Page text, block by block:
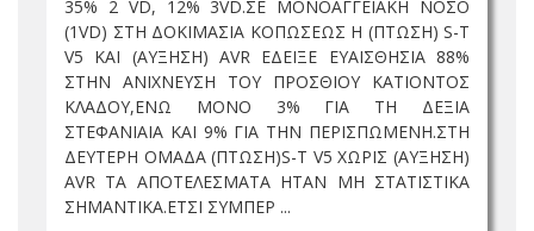
35% 2 VD, 12% 3VD.ΣΕ ΜΟΝΟΑΓΓΕΙΑΚΗ ΝΟΣΟ
(1VD) ΣΤΗ ΔΟΚΙΜΑΣΙΑ ΚΟΠΩΣΕΩΣ Η (ΠΤΩΣΗ) S-T
V5 ΚΑΙ (ΑΥΞΗΣΗ) AVR ΕΔΕΙΞΕ ΕΥΑΙΣΘΗΣΙΑ 88%
ΣΤΗΝ ΑΝΙΧΝΕΥΣΗ ΤΟΥ ΠΡΟΣΘΙΟΥ ΚΑΤΙΟΝΤΟΣ
ΚΛΑΔΟΥ,ΕΝΩ ΜΟΝΟ 3% ΓΙΑ ΤΗ ΔΕΞΙΑ
ΣΤΕΦΑΝΙΑΙΑ ΚΑΙ 9% ΓΙΑ ΤΗΝ ΠΕΡΙΣΠΩΜΕΝΗ.ΣΤΗ
ΔΕΥΤΕΡΗ ΟΜΑΔΑ (ΠΤΩΣΗ)S-T V5 ΧΩΡΙΣ (ΑΥΞΗΣΗ)
AVR ΤΑ ΑΠΟΤΕΛΕΣΜΑΤΑ ΗΤΑΝ ΜΗ ΣΤΑΤΙΣΤΙΚΑ
ΣΗΜΑΝΤΙΚΑ.ΕΤΣΙ ΣΥΜΠΕΡ ...